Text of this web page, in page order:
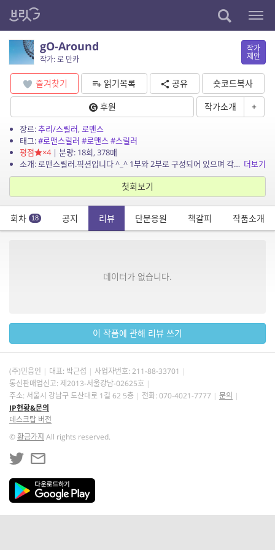
gO-Around
작가: 로 만카
작가
제안
즐겨찾기 읽기목록 공유
숏코드복사
후원
작가소개 +
장르:추리/스릴러,로맨스
태그:#로맨스릴러 #로맨스#스릴러
평점
×4| 분량: 18회, 378매
소개: 로맨스릴러.픽션입니다 ^_^ 1부와 2부로 구성되어 있으며 각각 다른 장르의 소설입니다 9화씩 총 18회 입니다 더보기
첫회보기
회차 18 공지 리뷰 단문응원 책갈피 작품소개
데이터가 없습니다.
이 작품에 관해 리뷰 쓰기
(주)민음인 대표: 박근섭 사업자번호: 211-88-33701
통신판매업신고: 제2013-서울강남-02625호
주소: 서울시 강남구 도산대로 1길 62 5층
전화: 070-4021-7777
문의
IP현황&문의
데스크탑 버전
©황금가지 All rights reserved.